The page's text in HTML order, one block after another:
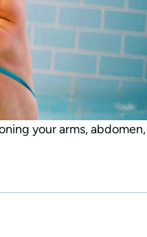
your arms, abdomen,